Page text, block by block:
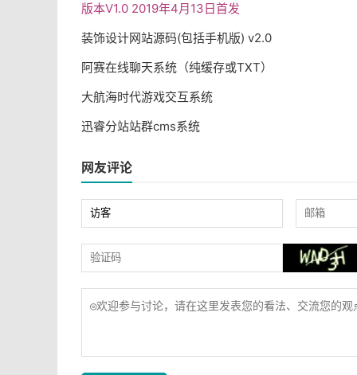
版本V1.0 2019年4月13日首发
装饰设计网站源码(包括手机版) v2.0
阿赛在线聊天系统（纯缓存或TXT）
大航海时代游戏交互系统
迅睿分站站群cms系统
网友评论